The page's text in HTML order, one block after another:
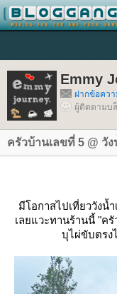
Emmy
ฝากข้อคว
ผู้ติดตามบ
ครัวบ้านเลขที่ 5 @ วั
มีโอกาสไปเที่ยววังน้
เลยแวะทานร้านนี้ "ค
บุไผ่ขับตรง